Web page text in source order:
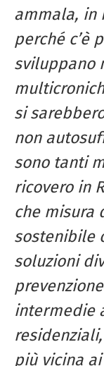
ammala, in
perché c’è
sviluppano
si
non
sono tanti
ricovero in
che misura
sostenibile
soluzioni
intermedie
più vicina